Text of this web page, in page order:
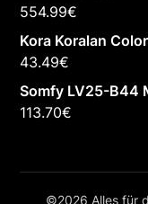
554.99€
Kora Koralan
43.49€
Somfy LV25-B44
113.70€
©2026 Alles für